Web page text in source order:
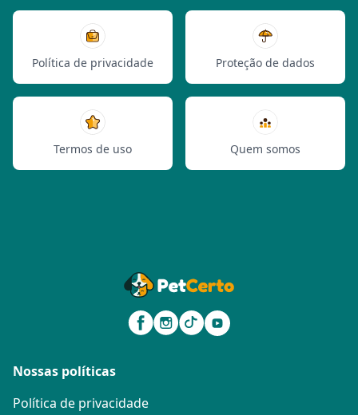
Política de privacidade Proteção de dados
Termos de uso Quem somos
Nossas políticas
Política de privacidade